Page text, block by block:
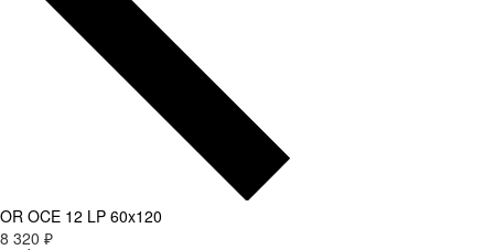
OR OCE 12 LP 60x120
8 320 ₽